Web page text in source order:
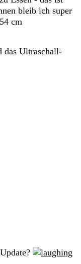
bleib ich super
cm
das Ultraschall-